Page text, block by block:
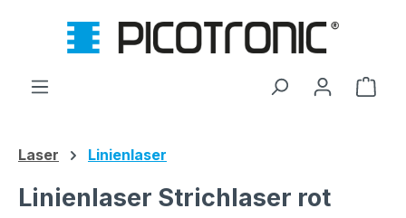
Zum Hauptinhalt springen
Laser Linienlaser
Linienlaser Strichlaser rot